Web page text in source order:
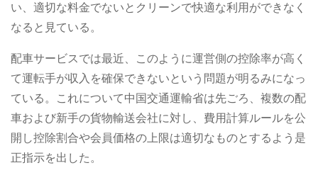
い、適切な料金でないとクリーンで快適な利用ができなく
なると見ている。
配車サービスでは最近、このように運営側の控除率が高く
て運転手が収入を確保できないという問題が明るみになっ
ている。これについて中国交通運輸省は先ごろ、複数の配
車および新手の貨物輸送会社に対し、費用計算ルールを公
開し控除割合や会員価格の上限は適切なものとするよう是
正指示を出した。